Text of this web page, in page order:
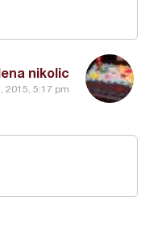
nikolic
2015, 5:17 pm